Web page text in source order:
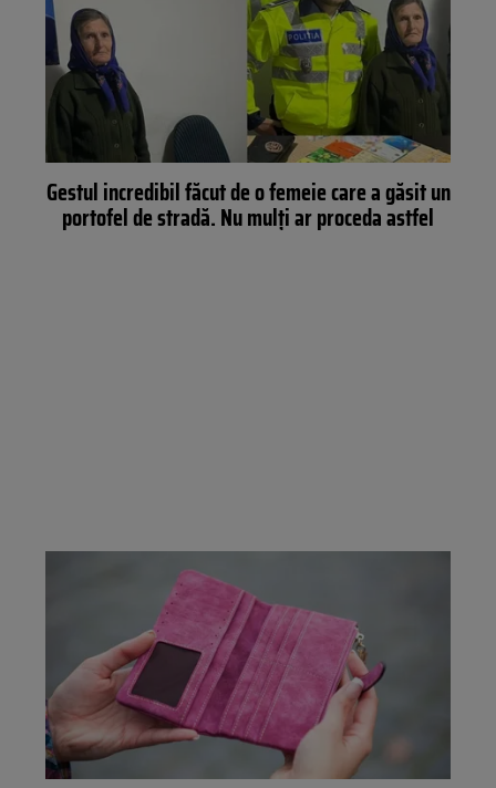
Gestul incredibil făcut de o femeie care a găsit un
portofel de stradă. Nu mulți ar proceda astfel